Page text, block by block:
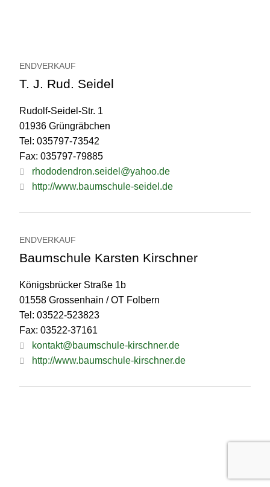
ENDVERKAUF
T. J. Rud. Seidel
Rudolf-Seidel-Str. 1
01936 Grüngräbchen
Tel: 035797-73542
Fax: 035797-79885
rhododendron.seidel@yahoo.de
http://www.baumschule-seidel.de
ENDVERKAUF
Baumschule Karsten Kirschner
Königsbrücker Straße 1b
01558 Grossenhain / OT Folbern
Tel: 03522-523823
Fax: 03522-37161
kontakt@baumschule-kirschner.de
http://www.baumschule-kirschner.de